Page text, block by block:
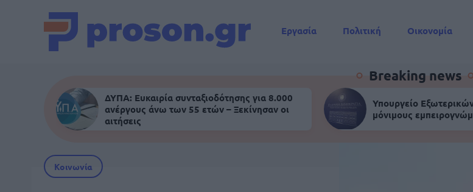
Εργασία Πολιτική Οικονομία
Breaking news
ΔΥΠΑ: Ευκαιρία συνταξιοδότησης για 8.000
ανέργους άνω των 55 ετών – Ξεκίνησαν οι
αιτήσεις
Υπουργείο
μόνιμους
Κοινωνία